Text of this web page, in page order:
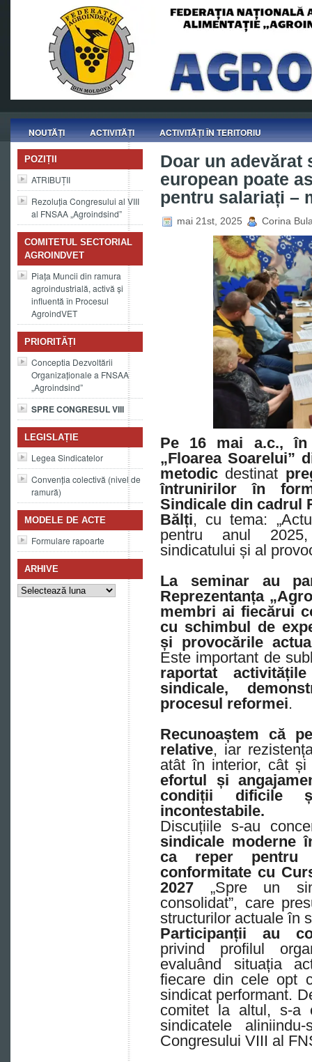
NOUTĂȚI ACTIVITĂȚI ACTIVITĂȚI ÎN TERITORIU
POZIȚII
ATRIBUȚII
Rezoluția Congresului al VIII
al FNSAA „Agroindsind”
COMITETUL SECTORIAL
AGROINDVET
Piața Muncii din ramura
agroindustrială, activă și
influentă în Procesul
AgroindVET
PRIORITĂȚI
Conceptia Dezvoltării
Organizaționale a FNSAA
„Agroindsind”
SPRE CONGRESUL VIII
LEGISLAȚIE
Legea Sindicatelor
Convenția colectivă (nivel de
ramură)
MODELE DE ACTE
Formulare rapoarte
ARHIVE
Arhive
Doar un adevărat
european poate
pentru salariați –
mai 21st, 2025 Corina
Pe 16 mai a.c.,
„Floarea Soarelui”
metodic destinat
întrunirilor în
Sindicale din cadrul
Bălți, cu tema:
pentru anul
sindicatului și al
La seminar au
Reprezentanța
membri ai fiecărui
cu schimbul de
și provocările
Este important de
raportat
sindicale,
procesul reformei.
Recunoaștem că
relative, iar
atât în interior, cât
efortul și
condiții dificile
incontestabile.
Discuțiile s-au
sindicale moderne
ca reper pentru
conformitate cu
2027 „Spre un
consolidat”, care
structurilor actuale în
Participanții au
privind profilul
evaluând situația
fiecare din cele opt
sindicat performant.
comitet la altul, s-a
sindicatele
Congresului VIII al